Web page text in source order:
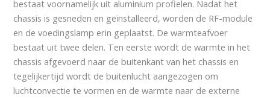
bestaat voornamelijk uit aluminium profielen. Nadat het
chassis is gesneden en geïnstalleerd, worden de RF-module
en de voedingslamp erin geplaatst. De warmteafvoer
bestaat uit twee delen. Ten eerste wordt de warmte in het
chassis afgevoerd naar de buitenkant van het chassis en
tegelijkertijd wordt de buitenlucht aangezogen om
luchtconvectie te vormen en de warmte naar de externe